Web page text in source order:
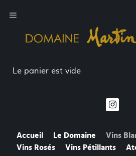
Le panier est vide
Accueil Le Domaine Vins
Vins Rosés
Vins Pétillants